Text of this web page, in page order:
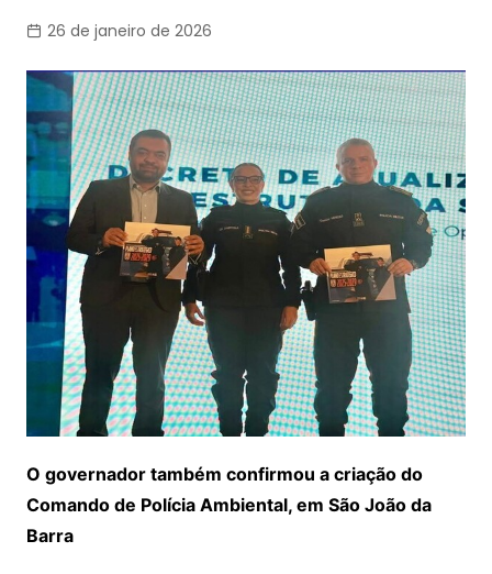
26 de janeiro de 2026
O governador também confirmou a criação do
Comando de Polícia Ambiental, em São João da
Barra